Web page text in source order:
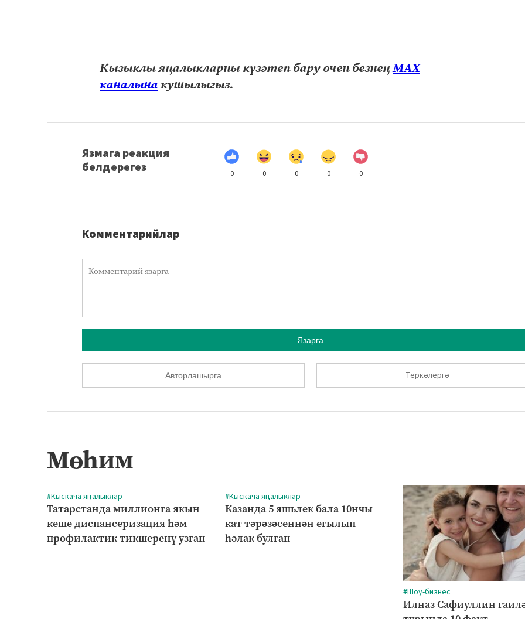
Кызыклы яңалыкларны күзәтеп бару өчен безнеңМАХ
каналына кушылыгыз.
Язмага реакция
белдерегез
0 0 0 0 0
Комментарийлар
Язарга
Авторлашырга Теркәлергә
Мөһим
#Кыскача яңалыклар
Татарстанда миллионга якын
кеше диспансеризация һәм
профилактик тикшеренү узган
#Кыскача яңалыклар
Казанда 5 яшьлек бала 10нчы
кат тәрәзәсеннән егылып
һәлак булган
#Шоу-бизнес
Илназ Сафиуллин